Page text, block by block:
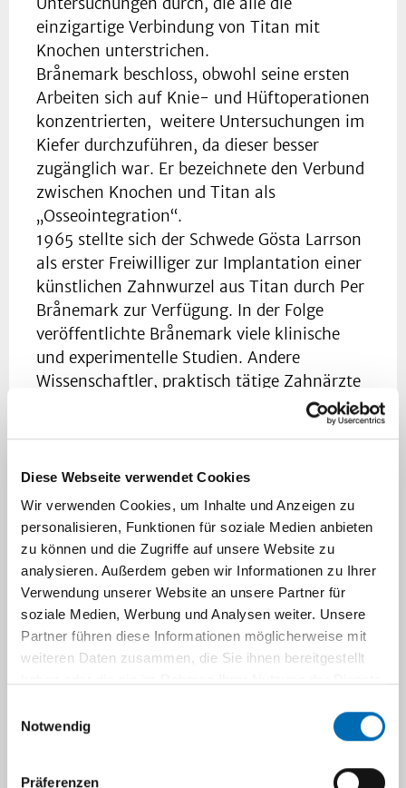
Diese Webseite verwendet Cookies
Wir verwenden Cookies, um Inhalte und Anzeigen zu
personalisieren, Funktionen für soziale Medien anbieten
zu können und die Zugriffe auf unsere Website zu
analysieren. Außerdem geben wir Informationen zu Ihrer
Verwendung unserer Website an unsere Partner für
soziale Medien, Werbung und Analysen weiter. Unsere
Partner führen diese Informationen möglicherweise mit
weiteren Daten zusammen, die Sie ihnen bereitgestellt
Notwendig
Präferenzen
einzigartige Verbindung von Titan mit
Knochen unterstrichen.
Brånemark beschloss, obwohl seine ersten
Arbeiten sich auf Knie- und Hüftoperationen
konzentrierten, weitere Untersuchungen im
Kiefer durchzuführen, da dieser besser
zugänglich war. Er bezeichnete den Verbund
zwischen Knochen und Titan als
„Osseointegration“.
1965 stellte sich der Schwede Gösta Larrson
als erster Freiwilliger zur Implantation einer
künstlichen Zahnwurzel aus Titan durch Per
Brånemark zur Verfügung. In der Folge
veröffentlichte Brånemark viele klinische
und experimentelle Studien. Andere
Wissenschaftler, praktisch tätige Zahnärzte
und Implantologen entwickelten bis heute
viele verschiedene dentale Implantatsysteme
weltweit mehrere hundert verschiedene
Implantatsysteme auf dem Markt.
Was sind Zahnimplantate?
Zahnimplantate sind
künstliche Zahnwurzeln
zur Befestigung von
Kronen und Brücken